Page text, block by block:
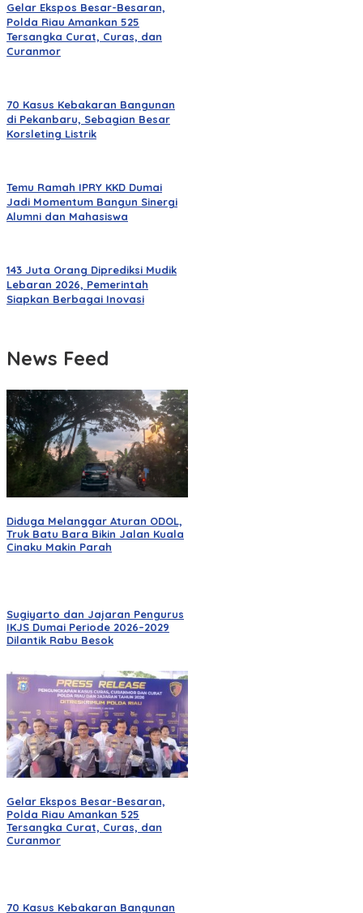
Gelar Ekspos Besar-Besaran,
Polda Riau Amankan 525
Tersangka Curat, Curas, dan
Curanmor
70 Kasus Kebakaran Bangunan
di Pekanbaru, Sebagian Besar
Korsleting Listrik
Temu Ramah IPRY KKD Dumai
Jadi Momentum Bangun Sinergi
Alumni dan Mahasiswa
143 Juta Orang Diprediksi Mudik
Lebaran 2026, Pemerintah
Siapkan Berbagai Inovasi
News Feed
Diduga Melanggar Aturan ODOL,
Truk Batu Bara Bikin Jalan Kuala
Cinaku Makin Parah
Sugiyarto dan Jajaran Pengurus
IKJS Dumai Periode 2026–2029
Dilantik Rabu Besok
Gelar Ekspos Besar-Besaran,
Polda Riau Amankan 525
Tersangka Curat, Curas, dan
Curanmor
70 Kasus Kebakaran Bangunan